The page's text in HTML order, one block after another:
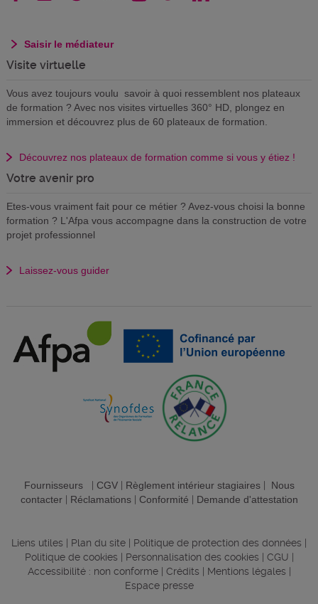
Saisir le médiateur
Visite virtuelle
Vous avez toujours voulu savoir à quoi ressemblent nos plateaux
de formation ? Avec nos visites virtuelles 360° HD, plongez en
immersion et découvrez plus de 60 plateaux de formation.
Découvrez nos plateaux de formation comme si vous y étiez !
Votre avenir pro
Etes-vous vraiment fait pour ce métier ? Avez-vous choisi la bonne
formation ? L'Afpa vous accompagne dans la construction de votre
projet professionnel
Laissez-vous guider
Fournisseurs| CGV| Règlement intérieur stagiaires| Nous
contacter| Réclamations| Conformité Demande d'attestation
Liens utiles Plan du site Politique de protection des données
Politique de cookies
Personnalisation des cookies CGU
Accessibilité : non conforme| Crédits Mentions légales
Espace presse